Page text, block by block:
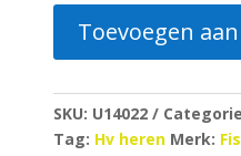
Toevoegen
SKU: U14022
Tag: Hv heren Merk: